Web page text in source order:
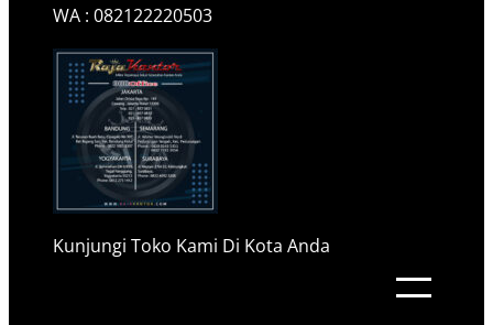
WA : 082122220503
Kunjungi Toko Kami Di Kota Anda